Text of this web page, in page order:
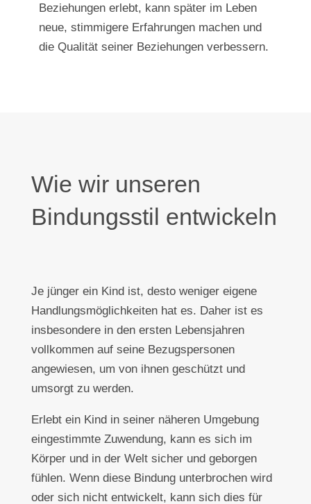
Beziehungen erlebt, kann später im Leben
neue, stimmigere Erfahrungen machen und
die Qualität seiner Beziehungen verbessern.
Wie wir unseren
Bindungsstil entwickeln
Je jünger ein Kind ist, desto weniger eigene
Handlungsmöglichkeiten hat es. Daher ist es
insbesondere in den ersten Lebensjahren
vollkommen auf seine Bezugspersonen
angewiesen, um von ihnen geschützt und
umsorgt zu werden.
Erlebt ein Kind in seiner näheren Umgebung
eingestimmte Zuwendung, kann es sich im
Körper und in der Welt sicher und geborgen
fühlen. Wenn diese Bindung unterbrochen wird
oder sich nicht entwickelt, kann sich dies für